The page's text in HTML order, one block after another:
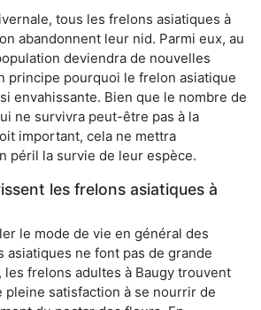
tous les frelons asiatiques à
abandonnent leur nid. Parmi eux, au
deviendra de nouvelles
principe pourquoi le frelon asiatique
envahissante. Bien que le nombre de
ne survivra peut-être pas à la
important, cela ne mettra
péril la survie de leur espèce.
les frelons asiatiques à
le mode de vie en général des
asiatiques ne font pas de grande
frelons adultes à Baugy trouvent
pleine satisfaction à se nourrir de